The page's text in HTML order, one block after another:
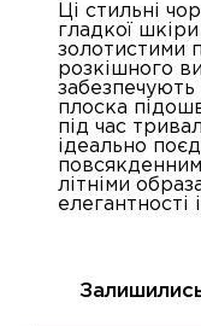
Ці стильні
гладкої
золотистими
розкішного
забезпечують
плоска
під час
ідеально
літніми
елегантності